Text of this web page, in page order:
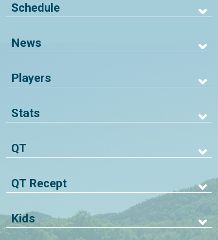
Schedule
News
Players
Stats
QT
QT Recept
Kids